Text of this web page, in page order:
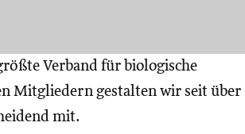
Verband für biologische
Mitgliedern gestalten wir seit über
mit.